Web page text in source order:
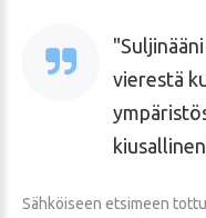
vierestä
Sähköiseen etsimeen